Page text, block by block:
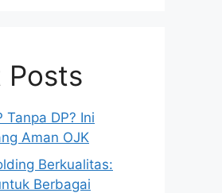
Posts
Tanpa DP? Ini
Aman OJK
Berkualitas:
Berbagai